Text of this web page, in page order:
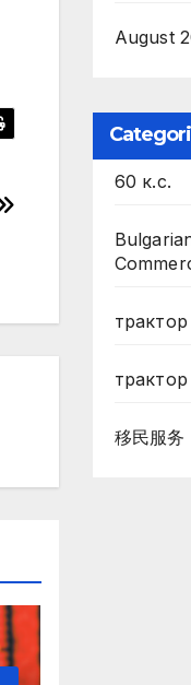
August
60 к.с.
трактор
移民服务